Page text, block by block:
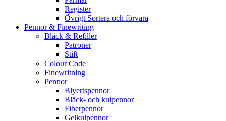
Register
Övrigt Sortera och förvara
Pennor & Finewriting
Bläck & Refiller
Patroner
Stift
Colour Code
Finewritning
Pennor
Blyertspennor
Bläck- och kulpennor
Fiberpennor
Gelkulpennor